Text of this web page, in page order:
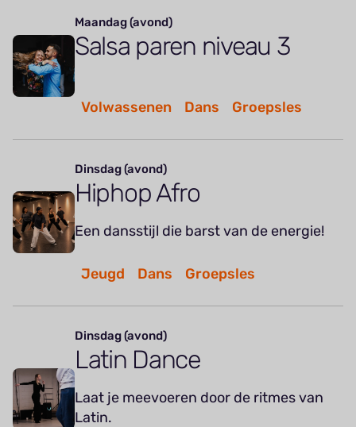
Maandag (avond)
Salsa paren niveau 3
Volwassenen Dans Groepsles
Dinsdag (avond)
Hiphop Afro
Een dansstijl die barst van de energie!
Jeugd Dans Groepsles
Dinsdag (avond)
Latin Dance
Laat je meevoeren door de ritmes van
Latin.